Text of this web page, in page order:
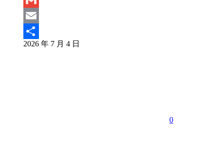
Gmail
Email
分
2026 年 7 月 4 日
0